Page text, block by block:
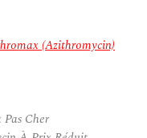
(Azithromycin)
Cher